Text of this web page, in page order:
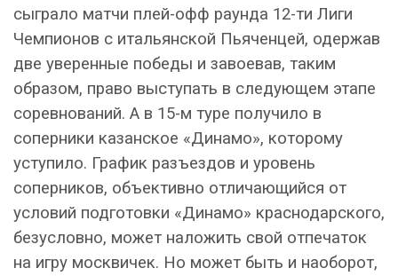
сыграло матчи плей-офф раунда 12-ти Лиги
Чемпионов с итальянской Пьяченцей, одержав
две уверенные победы и завоевав, таким
образом, право выступать в следующем этапе
соревнований. А в 15-м туре получило в
соперники казанское «Динамо», которому
уступило. График разъездов и уровень
соперников, объективно отличающийся от
условий подготовки «Динамо» краснодарского,
безусловно, может наложить свой отпечаток
на игру москвичек. Но может быть и наоборот,